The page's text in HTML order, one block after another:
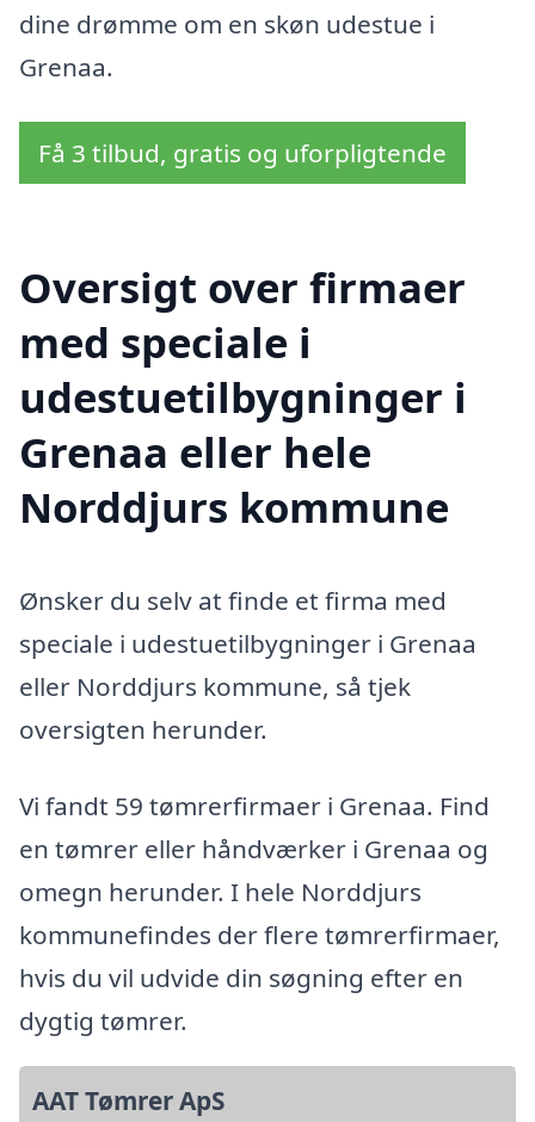
dine drømme om en skøn udestue i
Grenaa.
Få 3 tilbud, gratis og uforpligtende
Oversigt over firmaer
med speciale i
udestuetilbygninger i
Grenaa eller hele
Norddjurs kommune
Ønsker du selv at finde et firma med
speciale i udestuetilbygninger i Grenaa
eller Norddjurs kommune, så tjek
oversigten herunder.
Vi fandt 59 tømrerfirmaer i Grenaa. Find
en tømrer eller håndværker i Grenaa og
omegn herunder. I hele Norddjurs
kommunefindes der flere tømrerfirmaer,
hvis du vil udvide din søgning efter en
dygtig tømrer.
AAT Tømrer ApS